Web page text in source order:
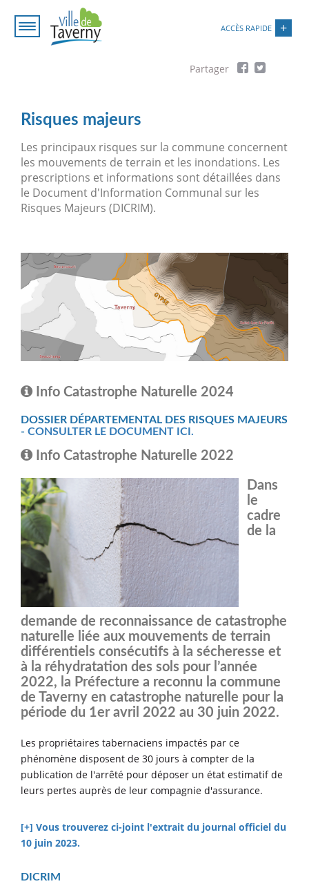
contenu
ACCÈS RAPIDE
Risques majeurs
Les principaux risques sur la commune concernent
les mouvements de terrain et les inondations. Les
prescriptions et informations sont détaillées dans
le Document d'Information Communal sur les
Risques Majeurs (DICRIM).
Info Catastrophe Naturelle 2024
DOSSIER DÉPARTEMENTAL DES RISQUES MAJEURS
- CONSULTER LE DOCUMENT ICI.
Info Catastrophe Naturelle 2022
Dans
le
cadre
de la
demande de reconnaissance de catastrophe
naturelle liée aux mouvements de terrain
différentiels consécutifs à la sécheresse et
à la réhydratation des sols pour l’année
2022, la Préfecture a reconnu la commune
de Taverny en catastrophe naturelle pour la
période du 1er avril 2022 au 30 juin 2022.
Les propriétaires tabernaciens impactés par ce
phénomène disposent de 30 jours à compter de la
publication de l'arrêté pour déposer un état estimatif de
leurs pertes auprès de leur compagnie d'assurance.
[+] Vous trouverez ci-joint l'extrait du journal officiel du
10 juin 2023.
DICRIM
Paramétrer les cookies